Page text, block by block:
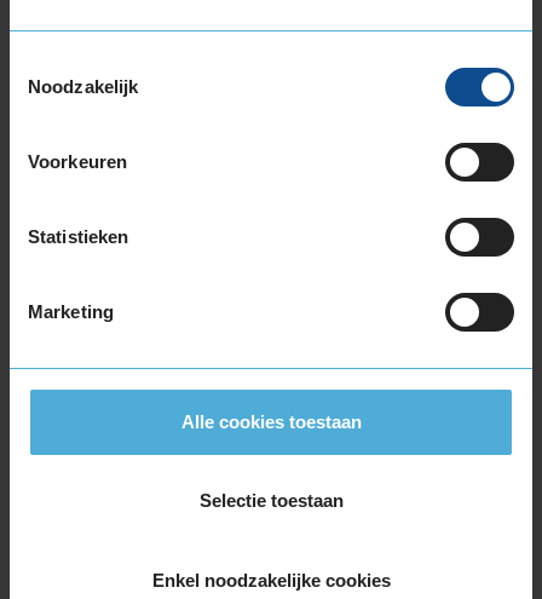
Noodzakelijk
Voorkeuren
Statistieken
Marketing
Alle cookies toestaan
Selectie toestaan
Enkel noodzakelijke cookies
285/35R19 103Y EXTRALOAD
295/30R19 100Y EXTRALOAD
305/30R19 102Y EXTRALOAD
20-inch banden
245/30R20 90Y EXTRALOAD
245/35R20 95Y EXTRALOAD